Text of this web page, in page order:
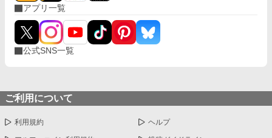
アプリ一覧
公式SNS一覧
ご利用について
利用規約 ヘルプ